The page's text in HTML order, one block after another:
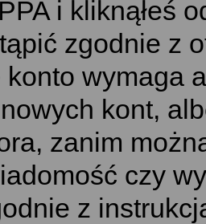
i kliknąłeś
zgodnie z
konto wymaga
kont,
zanim
czy
z